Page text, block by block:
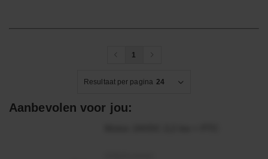
1
Resultaat per pagina 24
Aanbevolen voor jou: